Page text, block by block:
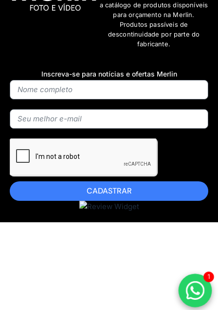
Inscreva-se para notícias e ofertas Merlin
CADASTRAR
a catálogo de produtos disponíveis
para orçamento na Merlin.
Produtos passíveis de
descontinuidade por parte do
fabricante.
1